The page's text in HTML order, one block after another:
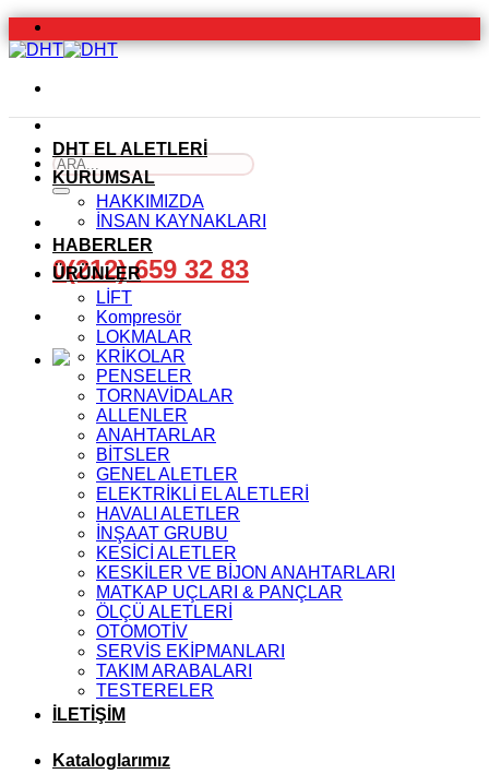
İçeriğe
atla
Ara:
0(212) 659 32 83
DHT EL ALETLERİ
KURUMSAL
HAKKIMIZDA
İNSAN KAYNAKLARI
HABERLER
ÜRÜNLER
LİFT
Kompresör
LOKMALAR
KRİKOLAR
PENSELER
TORNAVİDALAR
ALLENLER
ANAHTARLAR
BİTSLER
GENEL ALETLER
ELEKTRİKLİ EL ALETLERİ
HAVALI ALETLER
İNŞAAT GRUBU
KESİCİ ALETLER
KESKİLER VE BİJON ANAHTARLARI
MATKAP UÇLARI & PANÇLAR
ÖLÇÜ ALETLERİ
OTOMOTİV
SERVİS EKİPMANLARI
TAKIM ARABALARI
TESTERELER
İLETİŞİM
Kataloglarımız